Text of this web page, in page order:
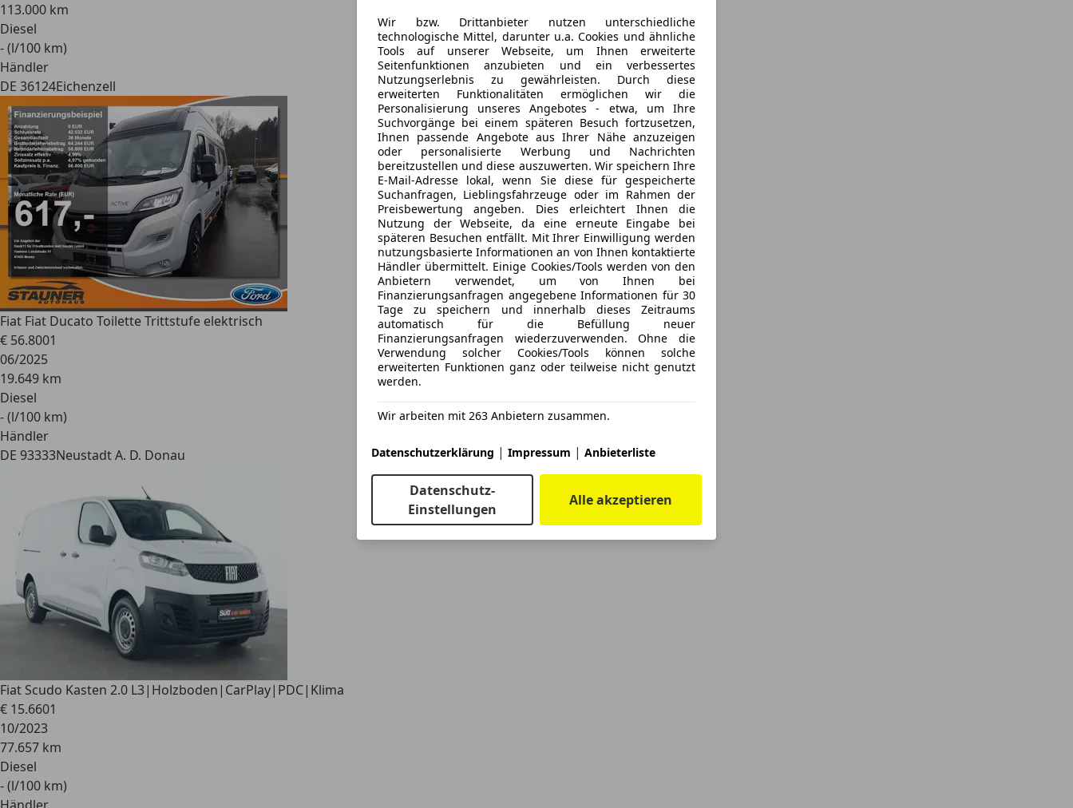
113.000 km
Diesel
- (l/100 km)
Händler
DE 36124Eichenzell
Fiat Fiat Ducato Toilette Trittstufe elektrisch
€ 56.8001
06/2025
19.649 km
Diesel
- (l/100 km)
Händler
DE 93333Neustadt A. D. Donau
Fiat Scudo Kasten 2.0 L3|Holzboden|CarPlay|PDC|Klima
€ 15.6601
10/2023
77.657 km
Diesel
- (l/100 km)
Wir bzw. Drittanbieter nutzen unterschiedliche
technologische Mittel, darunter u.a. Cookies und ähnliche
Tools auf unserer Webseite, um Ihnen erweiterte
Seitenfunktionen anzubieten und ein verbessertes
Nutzungserlebnis zu gewährleisten. Durch diese
erweiterten Funktionalitäten ermöglichen wir die
Personalisierung unseres Angebotes - etwa, um Ihre
Suchvorgänge bei einem späteren Besuch fortzusetzen,
Ihnen passende Angebote aus Ihrer Nähe anzuzeigen
oder personalisierte Werbung und Nachrichten
bereitzustellen und diese auszuwerten. Wir speichern Ihre
E-Mail-Adresse lokal, wenn Sie diese für gespeicherte
Suchanfragen, Lieblingsfahrzeuge oder im Rahmen der
Preisbewertung angeben. Dies erleichtert Ihnen die
Nutzung der Webseite, da eine erneute Eingabe bei
späteren Besuchen entfällt. Mit Ihrer Einwilligung werden
nutzungsbasierte Informationen an von Ihnen kontaktierte
Händler übermittelt. Einige Cookies/Tools werden von den
Anbietern verwendet, um von Ihnen bei
Finanzierungsanfragen angegebene Informationen für 30
Tage zu speichern und innerhalb dieses Zeitraums
automatisch für die Befüllung neuer
Finanzierungsanfragen wiederzuverwenden. Ohne die
Verwendung solcher Cookies/Tools können solche
erweiterten Funktionen ganz oder teilweise nicht genutzt
werden.
Wir arbeiten mit 263 Anbietern zusammen.
Datenschutzerklärung | Impressum | Anbieterliste
Datenschutz-
Einstellungen
Alle akzeptieren